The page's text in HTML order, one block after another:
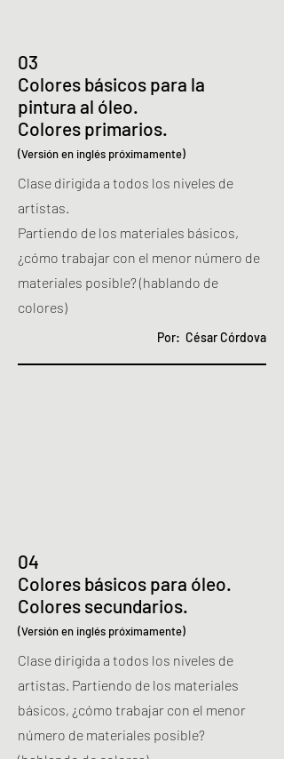
03
Colores básicos para la
pintura al óleo.
Colores primarios.
(Versión en inglés próximamente)
Clase dirigida a todos los niveles de
artistas.
Partiendo de los materiales básicos,
¿cómo trabajar con el menor número de
materiales posible? (hablando de
colores)
Por: César Córdova
04
Colores básicos para óleo.
Colores secundarios.
(Versión en inglés próximamente)
Clase dirigida a todos los niveles de
artistas. Partiendo de los materiales
básicos, ¿cómo trabajar con el menor
número de materiales posible?